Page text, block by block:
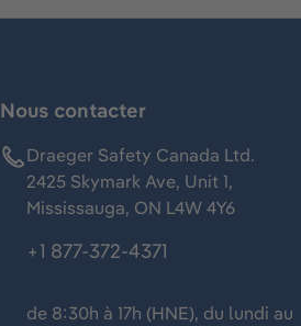
Nous contacter
Draeger Safety Canada Ltd.
2425 Skymark Ave, Unit 1,
Mississauga, ON L4W 4Y6
+1 877-372-4371
de 8:30h à 17h (HNE), du lundi au